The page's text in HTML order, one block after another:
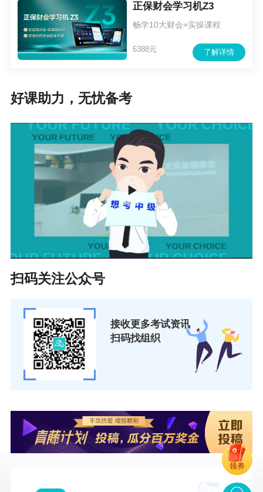
（点击查看大图）
（三）风险对策
（点击查看大图）
三、资产组合的收益与风险
（点击查看大图）
正保财会学习机Z3
畅学10大财会+实操课程
了解详情
6388元
好课助力，无忧备考
扫码关注公众号
接收更多考试资讯
扫码找组织
领券